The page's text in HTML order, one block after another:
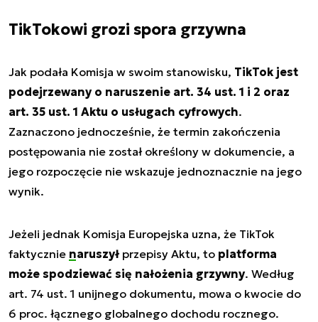
TikTokowi grozi spora grzywna
Jak podała Komisja w swoim stanowisku, TikTok jest
podejrzewany o naruszenie art. 34 ust. 1 i 2 oraz
art. 35 ust. 1 Aktu o usługach cyfrowych.
Zaznaczono jednocześnie, że termin zakończenia
postępowania nie został określony w dokumencie, a
jego rozpoczęcie nie wskazuje jednoznacznie na jego
wynik.
Jeżeli jednak Komisja Europejska uzna, że TikTok
faktycznie naruszyłprzepisy Aktu, to platforma
może spodziewać się nałożenia grzywny. Według
art. 74 ust. 1 unijnego dokumentu, mowa o kwocie do
6 proc. łącznego globalnego dochodu rocznego.